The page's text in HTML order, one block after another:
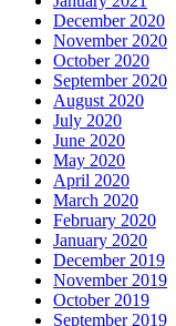
December 2020
November 2020
October 2020
September 2020
August 2020
July 2020
June 2020
May 2020
April 2020
March 2020
February 2020
January 2020
December 2019
November 2019
October 2019
September 2019